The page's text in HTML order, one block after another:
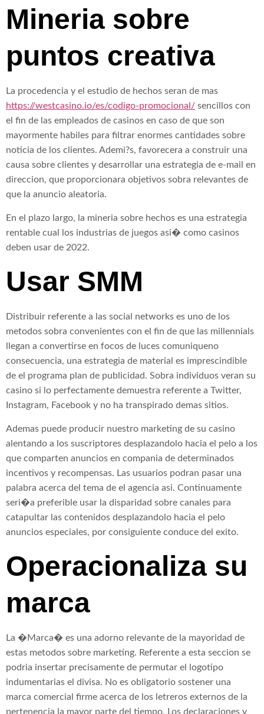
Mineria sobre
puntos creativa
La procedencia y el estudio de hechos seran de mas
https://westcasino.io/es/codigo-promocional/ sencillos con
el fin de las empleados de casinos en caso de que son
mayormente habiles para filtrar enormes cantidades sobre
noticia de los clientes. Ademi?s, favorecera a construir una
causa sobre clientes y desarrollar una estrategia de e-mail en
direccion, que proporcionara objetivos sobra relevantes de
que la anuncio aleatoria.
En el plazo largo, la mineria sobre hechos es una estrategia
rentable cual los industrias de juegos asi� como casinos
deben usar de 2022.
Usar SMM
Distribuir referente a las social networks es uno de los
metodos sobra convenientes con el fin de que las millennials
llegan a convertirse en focos de luces comuniqueno
consecuencia, una estrategia de material es imprescindible
de el programa plan de publicidad. Sobra individuos veran su
casino si lo perfectamente demuestra referente a Twitter,
Instagram, Facebook y no ha transpirado demas sitios.
Ademas puede producir nuestro marketing de su casino
alentando a los suscriptores desplazandolo hacia el pelo a los
que comparten anuncios en compania de determinados
incentivos y recompensas. Las usuarios podran pasar una
palabra acerca del tema de el agencia asi. Continuamente
seri�a preferible usar la disparidad sobre canales para
catapultar las contenidos desplazandolo hacia el pelo
anuncios especiales, por consiguiente conduce del exito.
Operacionaliza su
marca
La �Marca� es una adorno relevante de la mayoridad de
estas metodos sobre marketing. Referente a esta seccion se
podria insertar precisamente de permutar el logotipo
indumentarias el divisa. No es obligatorio sostener una
marca comercial firme acerca de los letreros externos de la
pertenencia la mayor parte del tiempo. Los declaraciones y